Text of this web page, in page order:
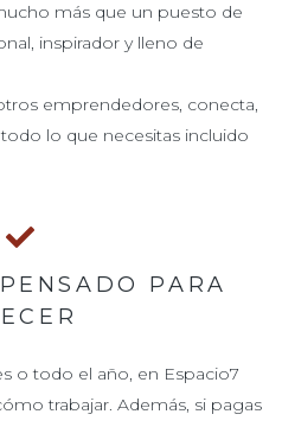
más que un puesto de
inspirador y lleno de
emprendedores, conecta,
lo que necesitas incluido
PARA
o todo el año, en Espacio7
trabajar. Además, si pagas